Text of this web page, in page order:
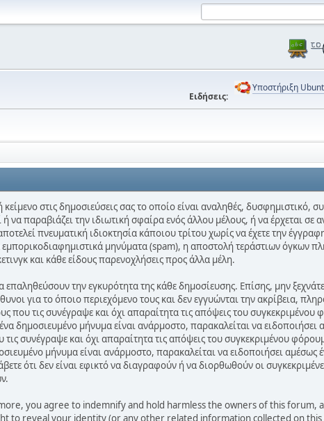
Ειδήσεις:
Υποστήριξη
στις δημοσιεύσεις σας το οποίο είναι αναληθές, δυσφημιστικό,
παραβιάζει την ιδιωτική σφαίρα ενός άλλου μέλους, ή να έρχεται σε
πνευματική ιδιοκτησία κάποιου τρίτου χωρίς να έχετε την
μηνύματα (spam), η αποστολή τεράστιων όγκων
και κάθε είδους παρενοχλήσεις προς άλλα μέλη.
την εγκυρότητα της κάθε δημοσίευσης. Επίσης, μην ξεχνάτε
για το όποιο περιεχόμενο τους και δεν εγγυώνται την ακρίβεια,
τις συνέγραψε και όχι απαραίτητα τις απόψεις του συγκεκριμένου
δημοσιευμένο μήνυμα είναι ανάρμοστο, παρακαλείται να ειδοποιήσει
συνέγραψε και όχι απαραίτητα τις απόψεις του συγκεκριμένου
μήνυμα είναι ανάρμοστο, παρακαλείται να ειδοποιήσει αμέσως
ότι δεν είναι εφικτό να διαγραφούν ή να διορθωθούν οι
you agree to indemnify and hold harmless the owners of this forum,
to reveal your identity (or any other related information collected on